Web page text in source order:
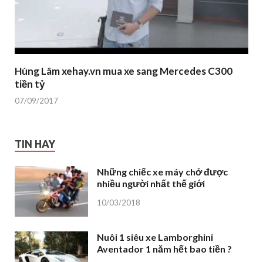
Hùng Lâm xehay.vn mua xe sang Mercedes C300
tiền tỷ
07/09/2017
TIN HAY
Những chiếc xe máy chở được
nhiều người nhất thế giới
10/03/2018
Nuôi 1 siêu xe Lamborghini
Aventador 1 năm hết bao tiền ?